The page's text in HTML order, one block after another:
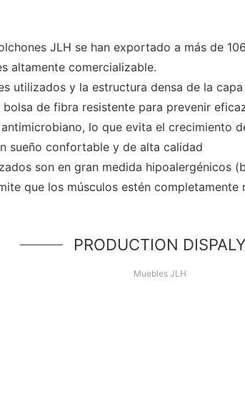
JLH se han exportado a más de
altamente comercializable.
utilizados y la estructura densa de la
de fibra resistente para prevenir
lo que evita el crecimiento
sueño confortable y de alta calidad
son en gran medida hipoalergénicos
que los músculos estén completamente
PRODUCTION DISPALY
Muebles JLH